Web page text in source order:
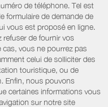
de téléphone. Tel est
formulaire de demande de
vous est proposé en ligne.
refuser de fournir vos
vous ne pourrez pas
celui de solliciter des
touristique, ou de
Enfin, nous pouvons
certaines informations vous
sur notre site